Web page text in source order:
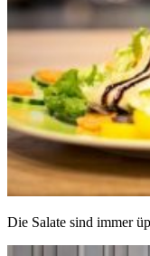
Die Salate sind immer